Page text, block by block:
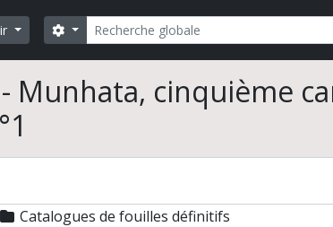
Rechercher
Search options
- Munhata, cinquième
Mallaha (Eynan) puis de Beisamoun-Mallaha
Munhata (Minha Horvat) sous la direction de
de terrain
de fouilles
graphiques
de fouilles
Catalogues de fouilles définitifs